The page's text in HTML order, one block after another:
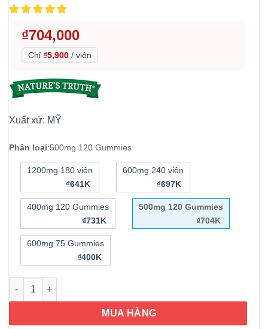
₫704,000
Chỉ ₫5,900 / viên
Xuất xứ: MỸ
Phân loại:500mg 120 Gummies
1200mg 180 viên
₫641K
600mg 240 viên
₫697K
400mg 120 Gummies
₫731K
500mg 120 Gummies
₫704K
600mg 75 Gummies
₫400K
Kẹo dẻo giấm táo Nature’s Truth Organic Apple Cider Vinegar
MUA HÀNG